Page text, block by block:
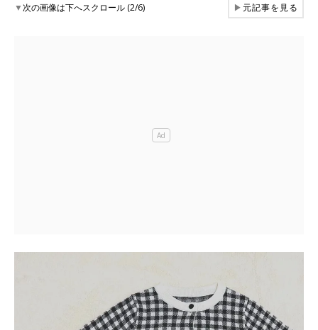
▼次の画像は下へスクロール (2/6) ▶元記事を見る